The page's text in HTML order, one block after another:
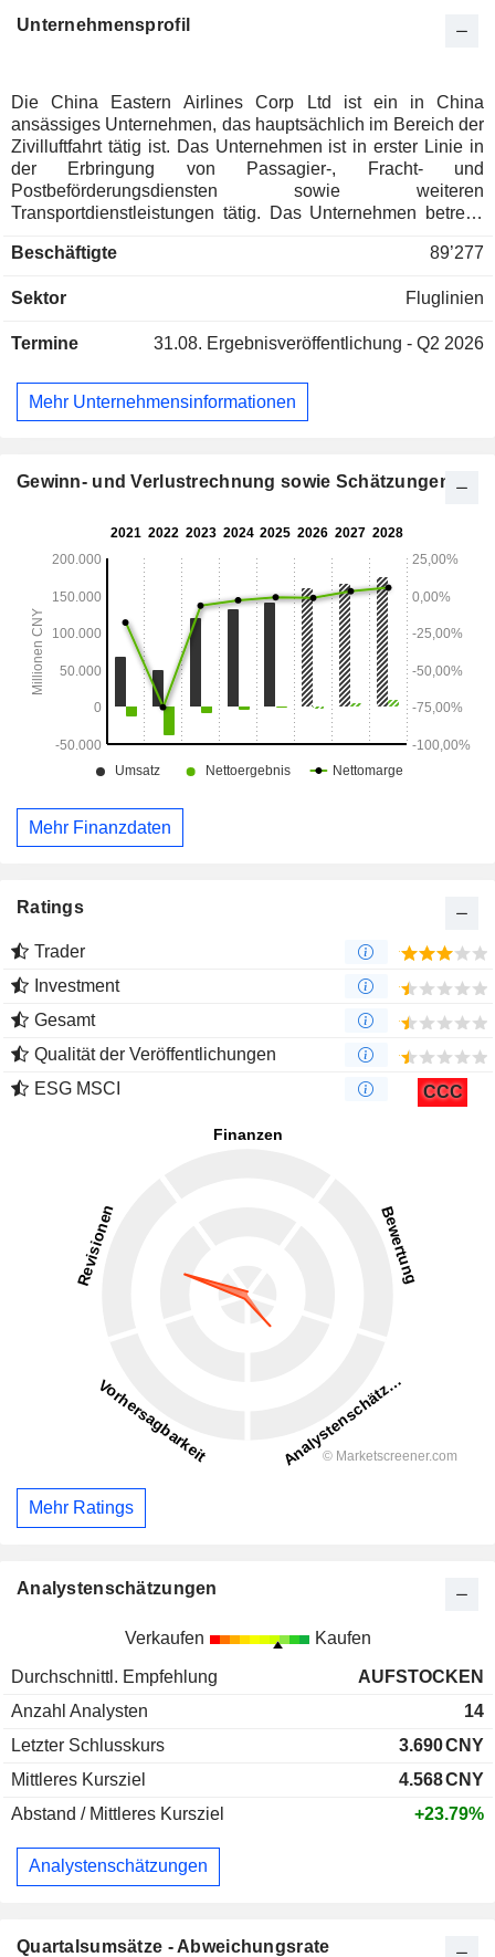
Unternehmensprofil
Die China Eastern Airlines Corp Ltd ist ein in China
ansässiges Unternehmen, das hauptsächlich im Bereich der
Zivilluftfahrt tätig ist. Das Unternehmen ist in erster Linie in
der Erbringung von Passagier-, Fracht- und
Postbeförderungsdiensten sowie weiteren
Transportdienstleistungen tätig. Das Unternehmen betreibt
Segment „Flugverkehr“ umfasst im Wesentlichen die
Postbeförderungsdiensten sowie Bodendienste. Das
Linie Reiseveranstaltungsgeschäfte, Bordverpflegung und
der allgemeinen Luftfahrt, der Wartung von
Luftfahrtausrüstung und -maschinen, der Herstellung und
anderen mit dem Luftverkehr verbundenen
Das Unternehmen ist sowohl auf dem heimischen Markt als
auch auf ausländischen Märkten tätig.
Beschäftigte 89’277
Sektor Fluglinien
Termine 31.08. Ergebnisveröffentlichung - Q2 2026
Mehr Unternehmensinformationen
Gewinn- und Verlustrechnung sowie Schätzungen
Mehr Finanzdaten
Ratings
Trader
Investment
Gesamt
Qualität der Veröffentlichungen
ESG MSCI
CCC
Mehr Ratings
Analystenschätzungen
Verkaufen Kaufen
Durchschnittl. Empfehlung
AUFSTOCKEN
Anzahl Analysten
14
Letzter Schlusskurs
3.690CNY
Mittleres Kursziel
4.568CNY
Abstand / Mittleres Kursziel
+23.79%
Analystenschätzungen
Quartalsumsätze - Abweichungsrate